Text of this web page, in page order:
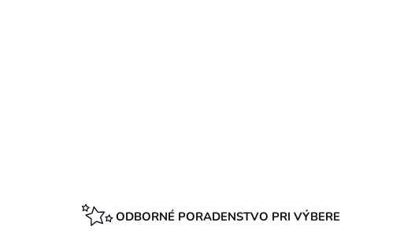
ODBORNÉ PORADENSTVO PRI VÝBERE